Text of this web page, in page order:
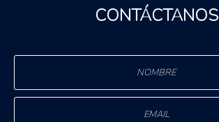
CONTÁCTANOS